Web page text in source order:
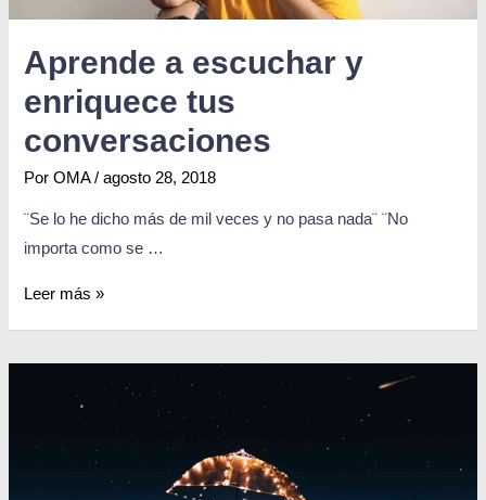
Aprende a escuchar y
enriquece tus
conversaciones
PorOMA /agosto 28, 2018
¨Se lo he dicho más de mil veces y no pasa nada¨ ¨No
importa como se …
Leer más »